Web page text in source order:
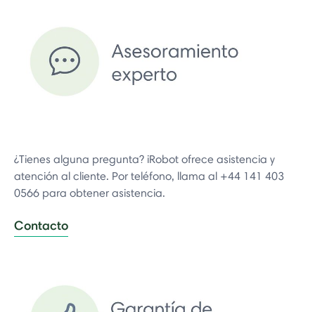
¿Tienes alguna pregunta? iRobot ofrece asistencia y
atención al cliente. Por teléfono, llama al +44 141 403
0566 para obtener asistencia.
Contacto